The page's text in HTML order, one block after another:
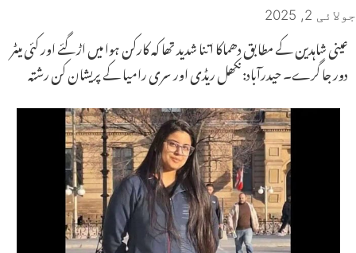
جولائی 2, 2025
عینی شاہدین کے مطابق دھماکا اتنا شدید تھا کہ کارکن ہوا میں اڑ گئے اور کئی میٹر
دور جا گرے۔ حیدرآباد: نکھل ریڈی اور سری رامیا کے پریشان کن رشتہ